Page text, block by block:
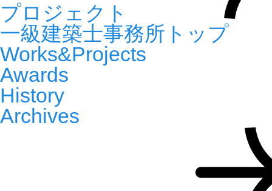
プロジェクト
一級建築士事務所トップ
Works&Projects
Awards
History
Archives